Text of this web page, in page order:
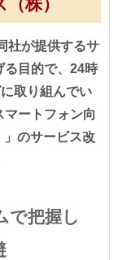
社が提供するサ
る目的で、24時
取り組んでい
ートフォン向
のサービス改
で把握し